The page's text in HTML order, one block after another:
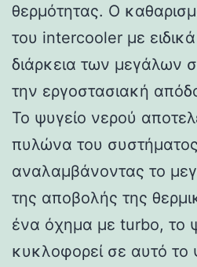
θερμότητας. Ο
του intercooler με
διάρκεια των μεγάλων
την εργοστασιακή
Το ψυγείο νερού
πυλώνα του
αναλαμβάνοντας το
της αποβολής της
ένα όχημα με turbo, το
κυκλοφορεί σε αυτό το